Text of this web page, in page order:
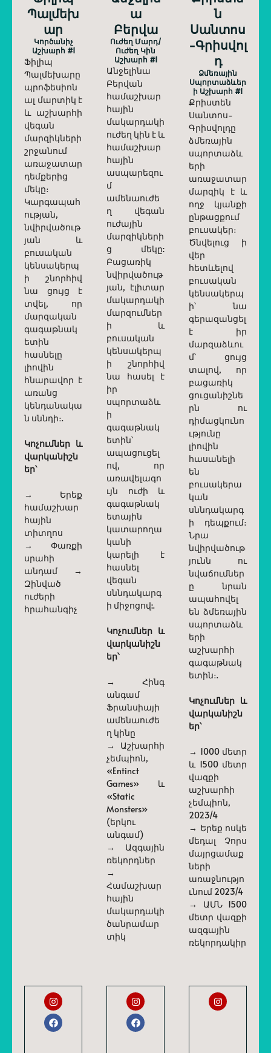
Պալմեխ
Ար
Կործանիչ
Աշխարհ #1
Ֆիլիպ
Պալմեխարը
պրոֆեսիոն
ալ մարտիկ է
և աշխարհի
վեգան
մարզիկների
շրջանում
առաջատար
դեմքերից
մեկը։
Կարգապահ
ության,
նվիրվածութ
յան և
բուսական
կենսակերպ
ի շնորհիվ
նա ցույց է
տվել, որ
մարզական
գագաթնակ
ետին
հասնելը
լիովին
հնարավոր է
առանց
կենդանակա
ն սննդի։.
Կոչումներ և
վարկանիշն
եր՝
→ Երեք
համաշխար
հային
տիտղոս
→ Փառքի
սրահի
անդամ →
Զինված
ուժերի
հրահանգիչ
Ա
Բերվա
Ուժեղ Մարդ/
Ուժեղ Կին
Աշխարհ #1
Անջելինա
Բերվան
համաշխար
հային
մակարդակի
ուժեղ կին է և
համաշխար
հային
ասպարեզու
մ
ամենաուժե
ղ վեգան
ուժային
մարզիկների
ց մեկը:
Բացառիկ
նվիրվածութ
յան, էլիտար
մակարդակի
մարզումներ
ի և
բուսական
կենսակերպ
ի շնորհիվ
նա հասել է
իր
սպորտաձև
ի
գագաթնակ
ետին՝
ապացուցել
ով, որ
առավելագո
ւյն ուժի և
գագաթնակ
ետային
կատարողա
կանի
կարելի է
հասնել
վեգան
սննդակարգ
ի միջոցով:.
Կոչումներ և
վարկանիշն
եր՝
→ Հինգ
անգամ
Ֆրանսիայի
ամենաուժե
ղ կինը
→ Աշխարհի
չեմպիոն,
«Entinct
Games» և
«Static
Monsters»
(երկու
անգամ)
→ Ազգային
ռեկորդներ
→
Համաշխար
հային
մակարդակի
ծանրամար
տիկ
Ն
Սանտոս
-Գրիսվոլ
Դ
Ձմեռային
Սպորտաձևեր
Ի Աշխարհ #1
Քրիստեն
Սանտոս-
Գրիսվոլդը
ձմեռային
սպորտաձև
երի
առաջատար
մարզիկ է և
ողջ կյանքի
ընթացքում
բուսակեր։
Ծնվելուց ի
վեր
հետևելով
բուսական
կենսակերպ
ի՝ նա
գերազանցել
է իր
մարզաձևու
մ՝ ցույց
տալով, որ
բացառիկ
ցուցանիշնե
րն ու
դիմացկունո
ւթյունը
լիովին
հասանելի
են
բուսակերա
կան
սննդակարգ
ի դեպքում։
Նրա
նվիրվածութ
յունն ու
նվաճումներ
ը նրան
ապահովել
են ձմեռային
սպորտաձև
երի
աշխարհի
գագաթնակ
ետին։.
Կոչումներ և
վարկանիշն
եր՝
→ 1000 մետր
և 1500 մետր
վազքի
աշխարհի
չեմպիոն,
2023/4
→ Երեք ոսկե
մեդալ Չորս
մայրցամաք
ների
առաջնությո
ւնում 2023/4
→ ԱՄՆ 1500
մետր վազքի
ազգային
ռեկորդակիր